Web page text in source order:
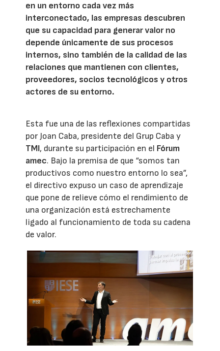
en un entorno cada vez más
interconectado, las empresas descubren
que su capacidad para generar valor no
depende únicamente de sus procesos
internos, sino también de la calidad de las
relaciones que mantienen con clientes,
proveedores, socios tecnológicos y otros
actores de su entorno.
Esta fue una de las reflexiones compartidas
por Joan Caba, presidente del Grup Caba y
TMI, durante su participación en el Fórum
amec. Bajo la premisa de que “somos tan
productivos como nuestro entorno lo sea”,
el directivo expuso un caso de aprendizaje
que pone de relieve cómo el rendimiento de
una organización está estrechamente
ligado al funcionamiento de toda su cadena
de valor.